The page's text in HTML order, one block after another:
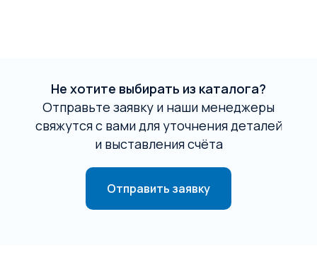
Не хотите выбирать из каталога?
Отправьте заявку и наши менеджеры
свяжутся с вами для уточнения деталей
и выставления счёта
Отправить заявку